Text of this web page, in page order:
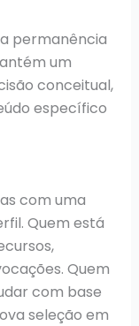
permanência
um
conceitual,
específico
com uma
Quem está
Quem
com base
seleção em